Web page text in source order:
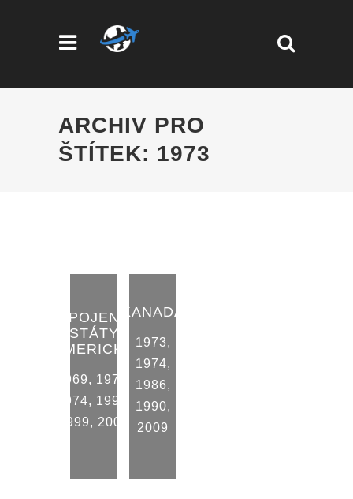
ARCHIV PRO
ŠTÍTEK: 1973
SPOJENÉ
STÁTY
AMERICKÉ
1969, 1973
1974, 1993
1999, 2009
KANADA
1973,
1974,
1986,
1990,
2009